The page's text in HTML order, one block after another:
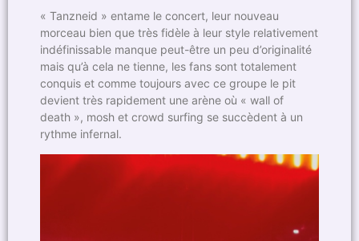
« Tanzneid » entame le concert, leur nouveau
morceau bien que très fidèle à leur style relativement
indéfinissable manque peut-être un peu d’originalité
mais qu’à cela ne tienne, les fans sont totalement
conquis et comme toujours avec ce groupe le pit
devient très rapidement une arène où « wall of
death », mosh et crowd surfing se succèdent à un
rythme infernal.